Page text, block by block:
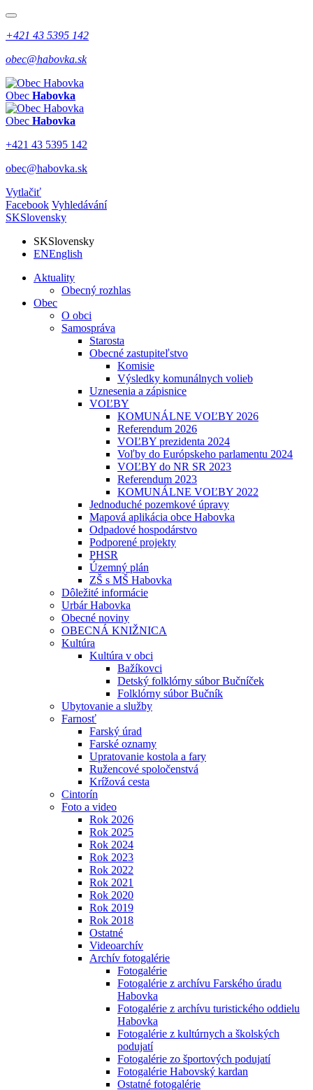
+421 43 5395 142
obec@habovka.sk
Obec Habovka
Obec Habovka
+421 43 5395 142
obec@habovka.sk
Vytlačiť
Facebook Vyhledávání
SKSlovensky
SKSlovensky
ENEnglish
Aktuality
Obecný rozhlas
Obec
O obci
Samospráva
Starosta
Obecné zastupiteľstvo
Komisie
Výsledky komunálnych volieb
Uznesenia a zápisnice
VOĽBY
KOMUNÁLNE VOĽBY 2026
Referendum 2026
VOĽBY prezidenta 2024
Voľby do Európskeho parlamentu 2024
VOĽBY do NR SR 2023
Referendum 2023
KOMUNÁLNE VOĽBY 2022
Jednoduché pozemkové úpravy
Mapová aplikácia obce Habovka
Odpadové hospodárstvo
Podporené projekty
PHSR
Územný plán
ZŠ s MŠ Habovka
Dôležité informácie
Urbár Habovka
Obecné noviny
OBECNÁ KNIŽNICA
Kultúra
Kultúra v obci
Bažíkovci
Detský folklórny súbor Bučníček
Folklórny súbor Bučník
Ubytovanie a služby
Farnosť
Farský úrad
Farské oznamy
Upratovanie kostola a fary
Ružencové spoločenstvá
Krížová cesta
Cintorín
Foto a video
Rok 2026
Rok 2025
Rok 2024
Rok 2023
Rok 2022
Rok 2021
Rok 2020
Rok 2019
Rok 2018
Ostatné
Videoarchív
Archív fotogalérie
Fotogalérie
Fotogalérie z archívu Farského úradu
Habovka
Fotogalérie z archívu turistického oddielu
Habovka
Fotogalérie z kultúrnych a školských
podujatí
Fotogalérie zo športových podujatí
Fotogalérie Habovský kardan
Ostatné fotogalérie